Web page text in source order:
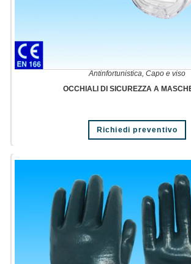
Antinfortunistica, Capo e viso
OCCHIALI DI SICUREZZA A
Richiedi preventivo